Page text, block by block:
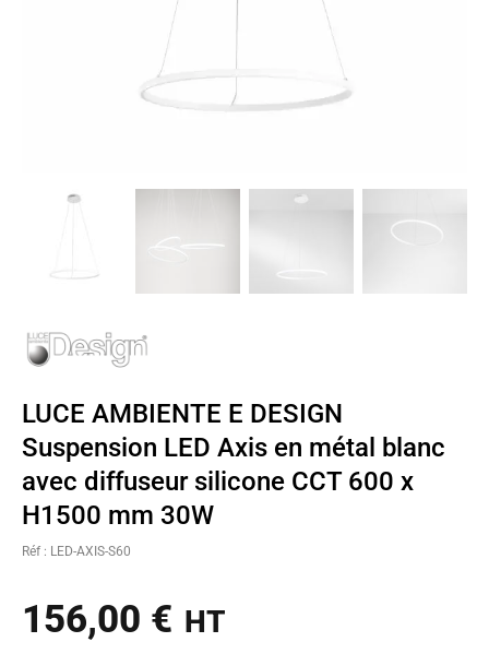
LUCE AMBIENTE E DESIGN
Suspension LED Axis en métal blanc
avec diffuseur silicone CCT 600 x
H1500 mm 30W
Réf : LED-AXIS-S60
156,00 € HT